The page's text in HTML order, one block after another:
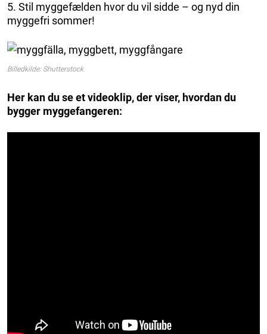
5. Stil myggefælden hvor du vil sidde – og nyd din
myggefri sommer!
Billedkilde: Shutterstock
Her kan du se et videoklip, der viser, hvordan du
bygger myggefangeren: